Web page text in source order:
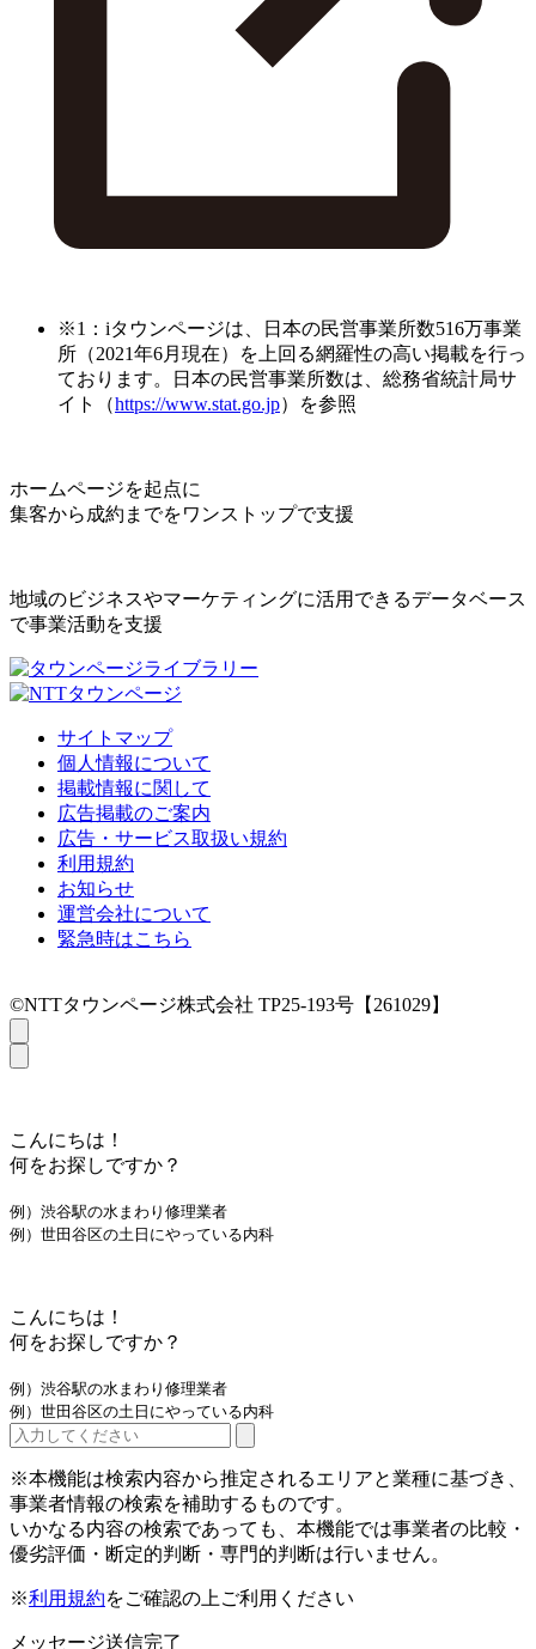
※1：iタウンページは、日本の民営事業所数516万事業
所（2021年6月現在）を上回る網羅性の高い掲載を行っ
ております。日本の民営事業所数は、総務省統計局サ
イト（https://www.stat.go.jp）を参照
ホームページを起点に
集客から成約までをワンストップで支援
地域のビジネスやマーケティングに活用できるデータベース
で事業活動を支援
サイトマップ
個人情報について
掲載情報に関して
広告掲載のご案内
広告・サービス取扱い規約
利用規約
お知らせ
運営会社について
緊急時はこちら
©NTTタウンページ株式会社 TP25-193号【261029】
こんにちは！
何をお探しですか？
例）渋谷駅の水まわり修理業者
例）世田谷区の土日にやっている内科
こんにちは！
何をお探しですか？
例）渋谷駅の水まわり修理業者
例）世田谷区の土日にやっている内科
※本機能は検索内容から推定されるエリアと業種に基づき、
事業者情報の検索を補助するものです。
いかなる内容の検索であっても、本機能では事業者の比較・
優劣評価・断定的判断・専門的判断は行いません。
※利用規約をご確認の上ご利用ください
メッセージ送信完了